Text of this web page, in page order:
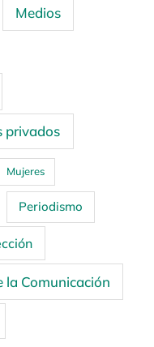
Medios
privados
Mujeres
Periodismo
la Comunicación